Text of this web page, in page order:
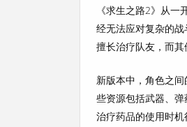
《求生之路2》从
经无法应对复杂的
擅长治疗队友，而其
新版本中，角色之
些资源包括武器、
治疗药品的使用时机